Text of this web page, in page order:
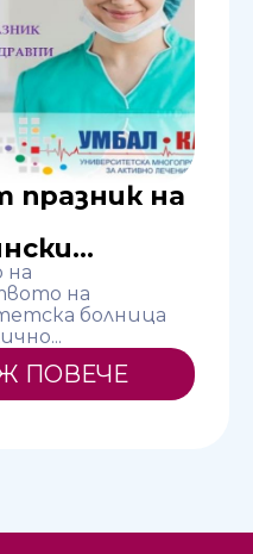
празник на
на
болница
ПОВЕЧЕ